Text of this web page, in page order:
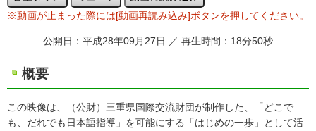
※動画が止まった際には[動画再読み込み]ボタンを押してください。
公開日：平成28年09月27日 ／ 再生時間：18分50秒
概要
この映像は、（公財）三重県国際交流財団が制作した、「どこで
も、だれでも日本語指導」を可能にする「はじめの一歩」として活